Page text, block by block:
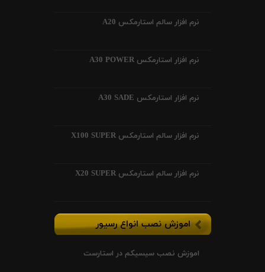
نرم افزار سالم استارمکس A20
نرم افزار استارمکس A30 POWER
نرم افزار استارمکس A30 SADE
نرم افزار سالم استارمکس X100 SUPER
نرم افزار سالم استارمکس X20 SUPER
اموزش نصب انواع رسیور
اموزش نصب سیسیکم در استارست